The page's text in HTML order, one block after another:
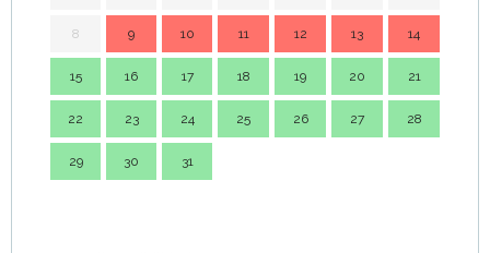
8 9 10 11 12 13 14
15 16 17 18 19 20 21
22 23 24 25 26 27 28
29 30 31